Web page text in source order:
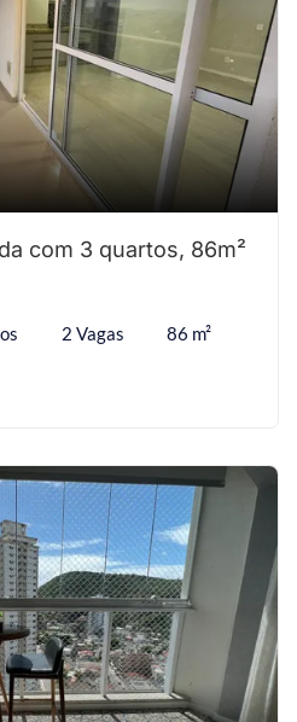
com 3 quartos, 86m²
2 Vagas 86 m²